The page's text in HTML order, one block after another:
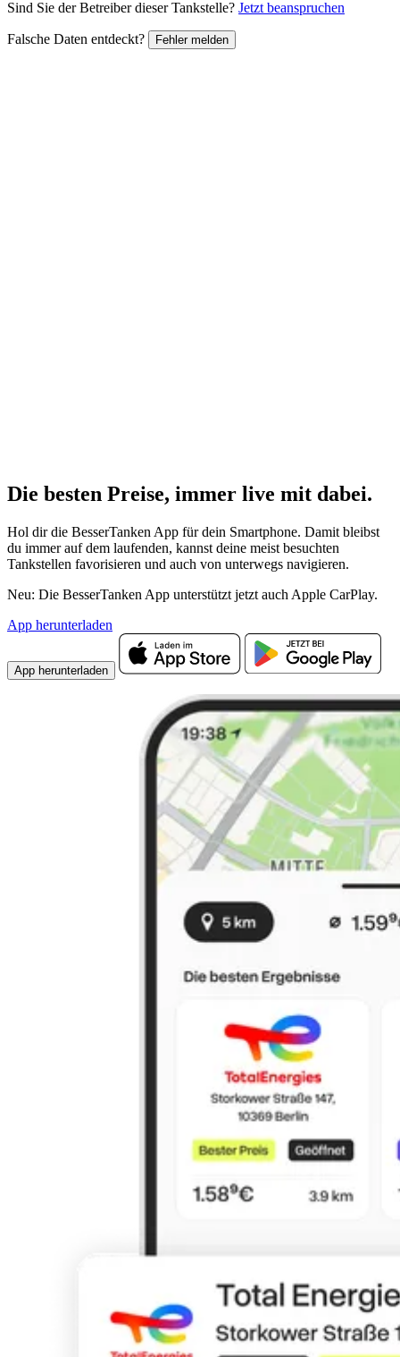
Sind Sie der Betreiber dieser Tankstelle? Jetzt beanspruchen
Falsche Daten entdeckt? Fehler melden
Die besten Preise, immer live mit dabei.
Hol dir die BesserTanken App für dein Smartphone. Damit bleibst
du immer auf dem laufenden, kannst deine meist besuchten
Tankstellen favorisieren und auch von unterwegs navigieren.
Neu: Die BesserTanken App unterstützt jetzt auch Apple CarPlay.
App herunterladen
App herunterladen